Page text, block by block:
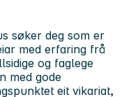
søker deg som er
med erfaring frå
og faglege
med gode
eit vikariat,